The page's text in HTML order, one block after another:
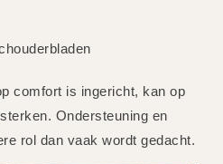
comfort is ingericht, kan op
Ondersteuning en
rol dan vaak wordt gedacht.